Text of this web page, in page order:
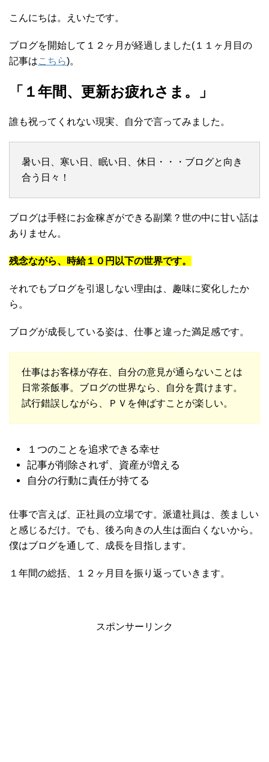
こんにちは。えいたです。
ブログを開始して１２ヶ月が経過しました(１１ヶ月目の
記事はこちら)。
「１年間、更新お疲れさま。」
誰も祝ってくれない現実、自分で言ってみました。
暑い日、寒い日、眠い日、休日・・・ブログと向き
合う日々！
ブログは手軽にお金稼ぎができる副業？世の中に甘い話は
ありません。
残念ながら、時給１０円以下の世界です。
それでもブログを引退しない理由は、趣味に変化したか
ら。
ブログが成長している姿は、仕事と違った満足感です。
仕事はお客様が存在、自分の意見が通らないことは
日常茶飯事。ブログの世界なら、自分を貫けます。
試行錯誤しながら、ＰＶを伸ばすことが楽しい。
１つのことを追求できる幸せ
記事が削除されず、資産が増える
自分の行動に責任が持てる
仕事で言えば、正社員の立場です。派遣社員は、羨ましい
と感じるだけ。でも、後ろ向きの人生は面白くないから。
僕はブログを通して、成長を目指します。
１年間の総括、１２ヶ月目を振り返っていきます。
スポンサーリンク